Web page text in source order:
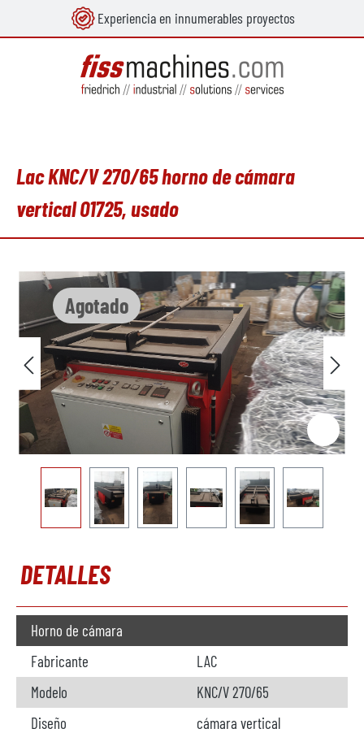
principal Experiencia en innumerables proyectos
Lac KNC/V 270/65 horno de cámara
vertical O1725, usado
Agotado
Omitir galería de imágenes
DETALLES
Horno de cámara
Fabricante
LAC
Modelo
KNC/V 270/65
Diseño
cámara vertical